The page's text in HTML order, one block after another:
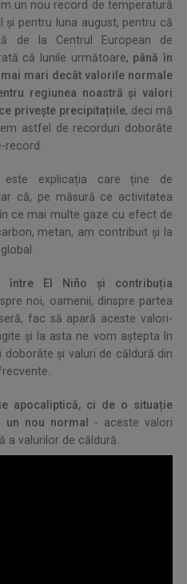
un nou record de temperatură
pentru luna august, pentru că
de la Centrul European de
că lunile următoare, până în
mari decât valorile normale
regiunea noastră și valori
privește precipitațiile, deci mă
astfel de recorduri doborâte
record.
explicația care ține de
că, pe măsură ce activitatea
ce mai multe gaze cu efect de
metan, am contribuit și la
între El Niño și contribuția
noi, oamenii, dinspre partea
fac să apară aceste valori-
și la asta ne vom aștepta în
și valuri de căldură din
apocaliptică, ci de o situație
nou normal - aceste valori
a valurilor de căldură.